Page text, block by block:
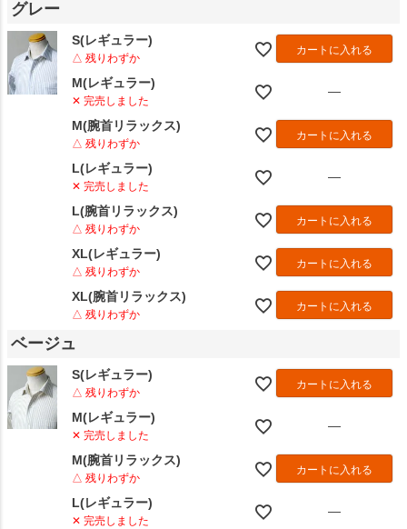
グレー
S(レギュラー)
△ 残りわずか
カートに入れる
M(レギュラー)
✕ 完売しました
—
M(腕首リラックス)
△ 残りわずか
カートに入れる
L(レギュラー)
✕ 完売しました
—
L(腕首リラックス)
△ 残りわずか
カートに入れる
XL(レギュラー)
△ 残りわずか
カートに入れる
XL(腕首リラックス)
△ 残りわずか
カートに入れる
ベージュ
S(レギュラー)
△ 残りわずか
カートに入れる
M(レギュラー)
✕ 完売しました
—
M(腕首リラックス)
△ 残りわずか
カートに入れる
L(レギュラー)
✕ 完売しました
—